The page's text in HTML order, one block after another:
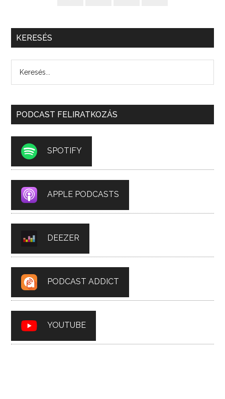
KERESÉS
PODCAST FELIRATKOZÁS
SPOTIFY
APPLE PODCASTS
DEEZER
PODCAST ADDICT
YOUTUBE